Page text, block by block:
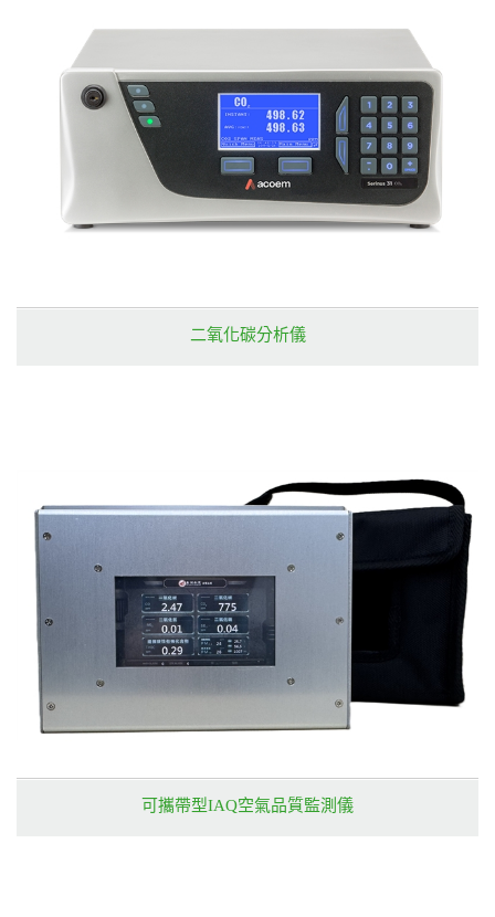
二氧化碳分析儀
可攜帶型IAQ空氣品質監測儀